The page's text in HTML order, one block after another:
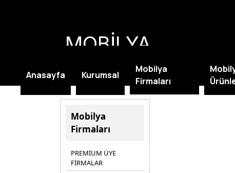
Mobilya
Firmaları
PREMİUM ÜYE
FİRMALAR
MOBİLYA
KAMPANYALARI
Anasayfa Kurumsal
Mobilya
Firmaları